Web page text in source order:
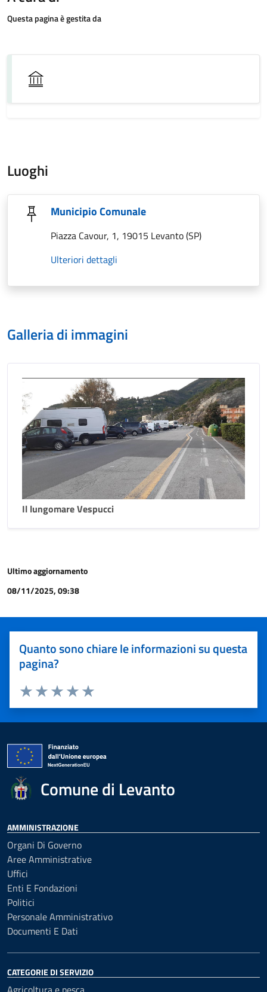
Questa pagina è gestita da
Luoghi
Municipio Comunale
Piazza Cavour, 1, 19015 Levanto (SP)
Ulteriori dettagli
Galleria di immagini
Il lungomare Vespucci
Ultimo aggiornamento
08/11/2025, 09:38
Quanto sono chiare le informazioni su questa
pagina?
Valuta 5 stelle su 5
Valuta 4 stelle su 5
Valuta 3 stelle su 5
Valuta 2 stelle su 5
Valuta 1 stelle su 5
Comune di Levanto
AMMINISTRAZIONE
Organi Di Governo
Aree Amministrative
Uffici
Enti E Fondazioni
Politici
Personale Amministrativo
Documenti E Dati
CATEGORIE DI SERVIZIO